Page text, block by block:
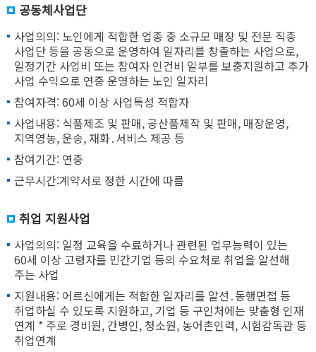
공동체사업단
사업의의: 노인에게 적합한 업종 중 소규모 매장 및 전문 직종
사업단 등을 공동으로 운영하여 일자리를 창출하는 사업으로,
일정기간 사업비 또는 참여자 인건비 일부를 보충지원하고 추가
사업 수익으로 연중 운영하는 노인 일자리
참여자격: 60세 이상 사업특성 적합자
사업내용: 식품제조 및 판매, 공산품제작 및 판매, 매장운영,
지역영농, 운송, 재화․서비스 제공 등
참여기간: 연중
근무시간:계약서로 정한 시간에 따름
취업 지원사업
사업의의: 일정 교육을 수료하거나 관련된 업무능력이 있는
60세 이상 고령자를 민간기업 등의 수요처로 취업을 알선해
주는 사업
지원내용: 어르신에게는 적합한 일자리를 알선․동행면접 등
취업하실 수 있도록 지원하고, 기업 등 구인처에는 맞춤형 인재
연계 * 주로 경비원, 간병인, 청소원, 농어촌인력, 시험감독관 등
취업연계